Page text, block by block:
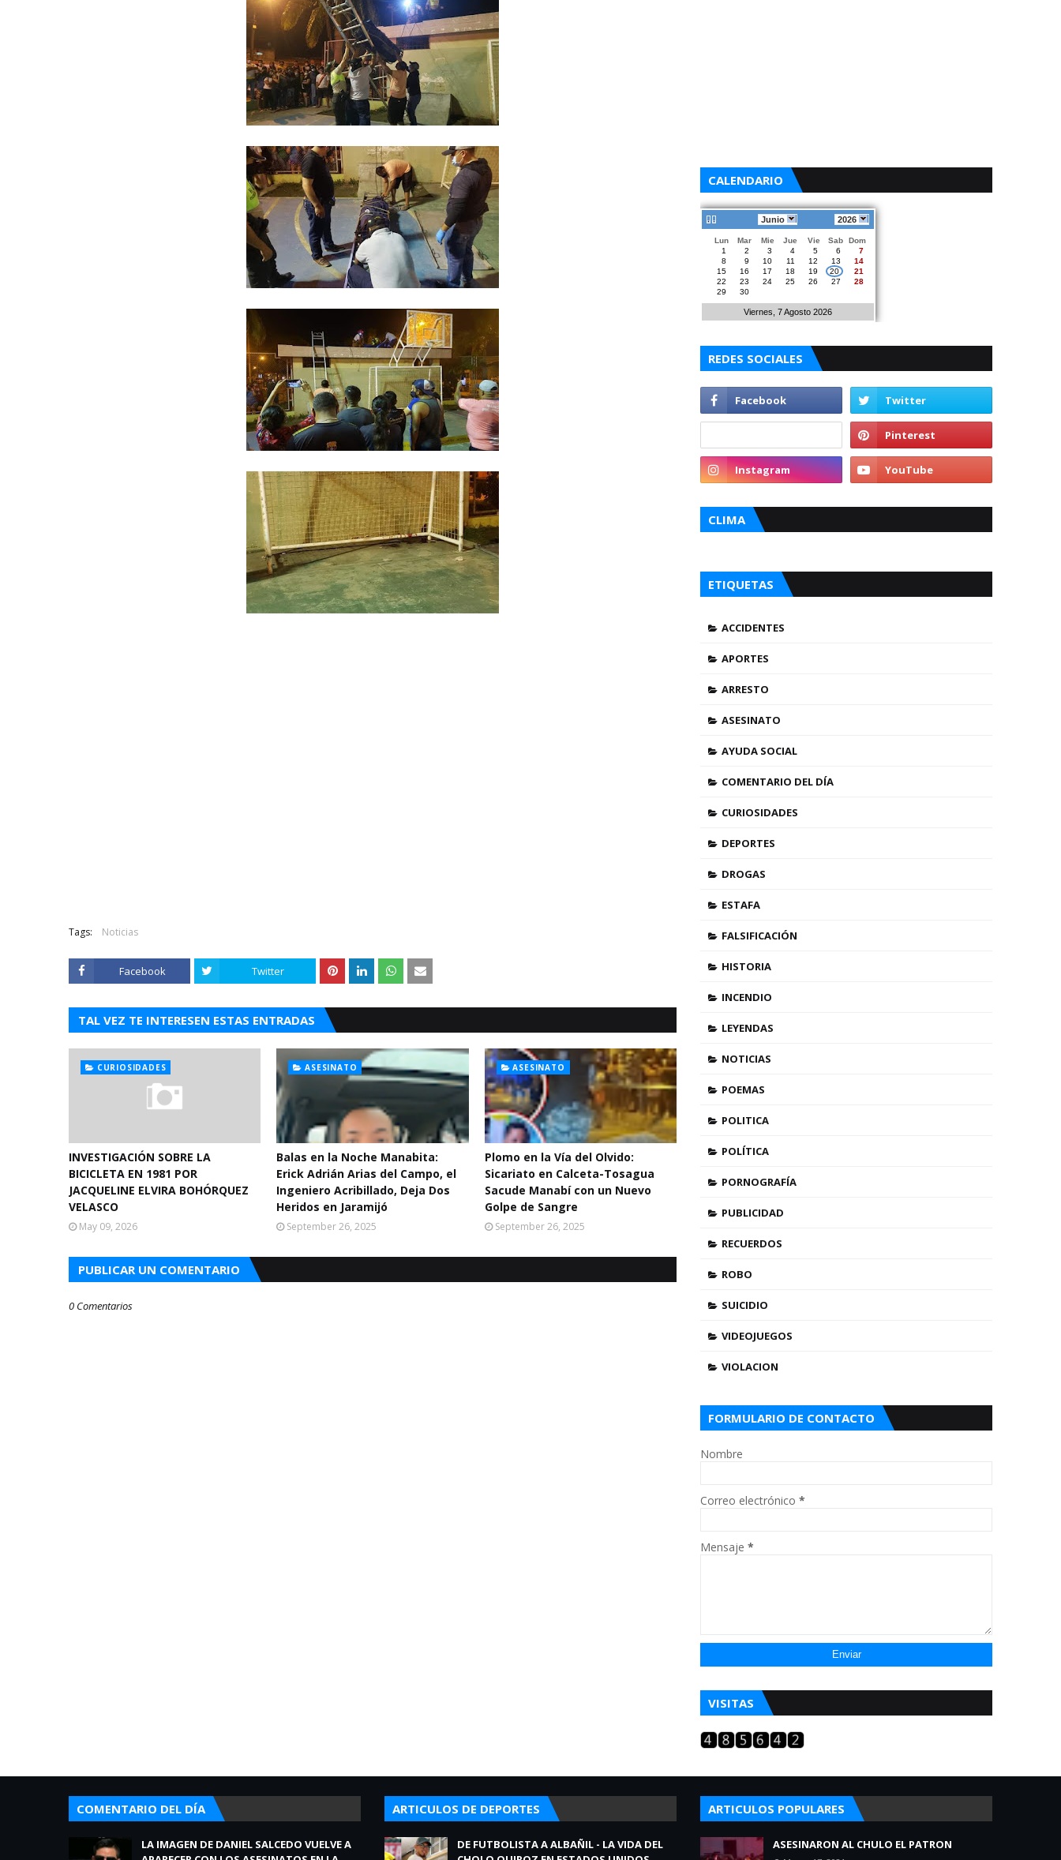
Tags: Noticias
Facebook Twitter
TAL VEZ TE INTERESEN ESTAS ENTRADAS
CURIOSIDADES
INVESTIGACIÓN SOBRE LA
BICICLETA EN 1981 POR
JACQUELINE ELVIRA BOHÓRQUEZ
VELASCO
May 09, 2026
ASESINATO
Balas en la Noche Manabita:
Erick Adrián Arias del Campo, el
Ingeniero Acribillado, Deja Dos
Heridos en Jaramijó
September 26, 2025
ASESINATO
Plomo en la Vía del Olvido:
Sicariato en Calceta-Tosagua
Sacude Manabí con un Nuevo
Golpe de Sangre
September 26, 2025
PUBLICAR UN COMENTARIO
0 Comentarios
CALENDARIO
Junio 2026
Lun Mar Mie Jue Vie Sab
Dom
1
2 3 4 5 6
7
8
9 10 11 12 13
14
15
16 17 18 19 20
21
22
23 24 25 26 27
28
29
30
Viernes, 7 Agosto 2026
REDES SOCIALES
CLIMA
ETIQUETAS
ACCIDENTES
APORTES
ARRESTO
ASESINATO
AYUDA SOCIAL
COMENTARIO DEL DÍA
CURIOSIDADES
DEPORTES
DROGAS
ESTAFA
FALSIFICACIÓN
HISTORIA
INCENDIO
LEYENDAS
NOTICIAS
POEMAS
POLITICA
POLÍTICA
PORNOGRAFÍA
PUBLICIDAD
RECUERDOS
ROBO
SUICIDIO
VIDEOJUEGOS
VIOLACION
FORMULARIO DE CONTACTO
Nombre
Correo electrónico *
Mensaje *
VISITAS
COMENTARIO DEL DÍA
LA IMAGEN DE DANIEL SALCEDO VUELVE A
ARTICULOS DE DEPORTES
DE FUTBOLISTA A ALBAÑIL - LA VIDA DEL
ARTICULOS POPULARES
ASESINARON AL CHULO EL PATRON